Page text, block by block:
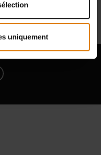
uniquement
fabricant